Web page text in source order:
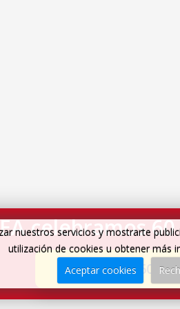
celebramos
Cumplimos 60
nuestros servicios y mostrarte
utilización de cookies u obtener más
Aceptar cookies